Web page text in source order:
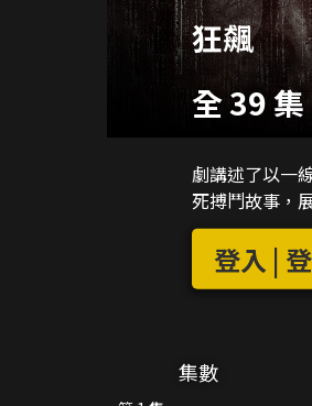
狂飆
全 39 集
劇講述了以一
死搏鬥故事，
登入 |
集數